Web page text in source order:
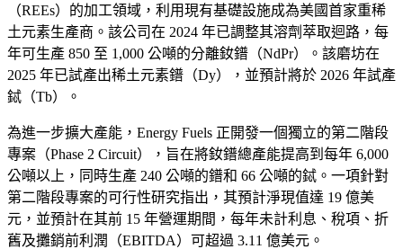
（REEs）的加工領域，利用現有基礎設施成為美國首家重稀
土元素生產商。該公司在 2024 年已調整其溶劑萃取迴路，每
年可生產 850 至 1,000 公噸的分離釹鐠（NdPr）。該磨坊在
2025 年已試產出稀土元素鐠（Dy），並預計將於 2026 年試產
鋱（Tb）。
為進一步擴大產能，Energy Fuels 正開發一個獨立的第二階段
專案（Phase 2 Circuit），旨在將釹鐠總產能提高到每年 6,000
公噸以上，同時生產 240 公噸的鐠和 66 公噸的鋱。一項針對
第二階段專案的可行性研究指出，其預計淨現值達 19 億美
元，並預計在其前 15 年營運期間，每年未計利息、稅項、折
舊及攤銷前利潤（EBITDA）可超過 3.11 億美元。